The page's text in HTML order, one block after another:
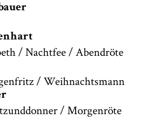
/ Nachtfee / Abendröte
/ Weihnachtsmann
/ Morgenröte